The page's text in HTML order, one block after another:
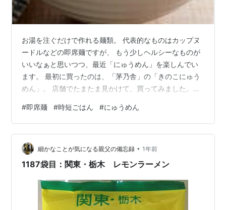
お湯を注ぐだけで作れる麺類。 代表的なものはカップヌ
ードルなどの即席麺ですが、 もう少しヘルシーなものが
いいなぁと思いつつ、最近「にゅうめん」を楽しんでい
ます。 最初に買ったのは、「茅乃舎」の「きのこにゅう
めん」。 店舗でたまたま見かけて、買ってみました。
プリっとしていて（即席感がなくて）おいしかったで
す。 そうめん、好きなんですが、鍋で茹でる場合は鍋の
近くに居続けないといけないし 時間がないときにサッと
作るには、即席麺って便利ですよね。 ということで、茅
乃舎のほかにも、即席にゅうめんを探してみました。 ま
#即席麺 #時短ごはん #にゅうめん
細かなことが気になる親父の備忘録 • 1年前
1187袋目：関東・栃木 レモンラーメン